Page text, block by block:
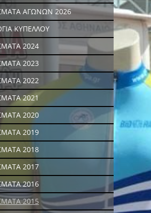
ΑΓΩΝΩΝ 2026
ΚΥΠΕΛΛΟΥ
2024
2023
2022
2021
2020
2019
2018
2017
2016
2015